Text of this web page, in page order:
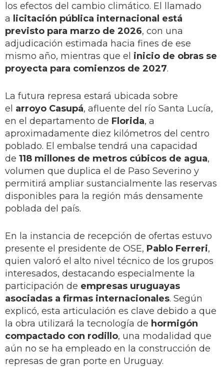
los efectos del cambio climático. El llamado
a licitación pública internacional está
previsto para marzo de 2026, con una
adjudicación estimada hacia fines de ese
mismo año, mientras que el inicio de obras se
proyecta para comienzos de 2027.
La futura represa estará ubicada sobre
el arroyo Casupá, afluente del río Santa Lucía,
en el departamento de Florida, a
aproximadamente diez kilómetros del centro
poblado. El embalse tendrá una capacidad
de 118 millones de metros cúbicos de agua,
volumen que duplica el de Paso Severino y
permitirá ampliar sustancialmente las reservas
disponibles para la región más densamente
poblada del país.
En la instancia de recepción de ofertas estuvo
presente el presidente de OSE, Pablo Ferreri,
quien valoró el alto nivel técnico de los grupos
interesados, destacando especialmente la
participación de empresas uruguayas
asociadas a firmas internacionales. Según
explicó, esta articulación es clave debido a que
la obra utilizará la tecnología de hormigón
compactado con rodillo, una modalidad que
aún no se ha empleado en la construcción de
represas de gran porte en Uruguay.